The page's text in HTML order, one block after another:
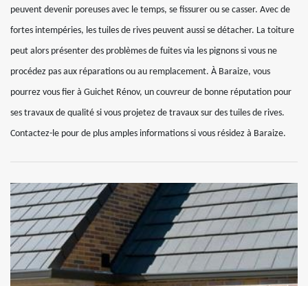
peuvent devenir poreuses avec le temps, se fissurer ou se casser. Avec de
fortes intempéries, les tuiles de rives peuvent aussi se détacher. La toiture
peut alors présenter des problèmes de fuites via les pignons si vous ne
procédez pas aux réparations ou au remplacement. À Baraize, vous
pourrez vous fier à Guichet Rénov, un couvreur de bonne réputation pour
ses travaux de qualité si vous projetez de travaux sur des tuiles de rives.
Contactez-le pour de plus amples informations si vous résidez à Baraize.